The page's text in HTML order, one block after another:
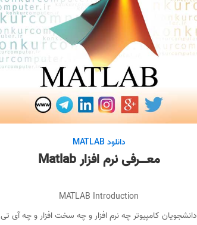
دانلود MATLAB
معــرفی نرم افزار Matlab
MATLAB Introduction
دانشجویان کامپیوتر چه نرم افزار و چه سخت افزار و چه آی تی